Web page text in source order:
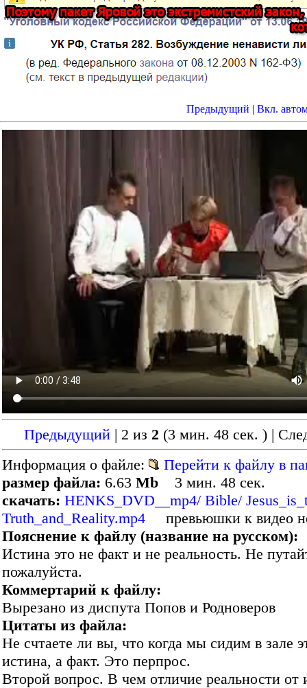
Предыдущий | Вкл.
Предыдущий | 2 из 2 (3 мин. 48 сек. ) |
Информация о файле:
Перейти к файлу в
размер файла: 6.63 Mb 3 мин. 48 сек.
скачать: HENKS_DVD__mp4/ Bible/
Truth_and_Reality.mp4 превьюшки к видео
Пояснение к файлу (название на русском):
Истина это не факт и не реальность. Не
пожалуйста.
Коммертарий к файлу:
Вырезано из диспута Попов и Родноверов
Цитаты из файла:
Не счтаете ли вы, что когда мы сидим в зале
истина, а факт. Это перпрос.
Второй вопрос. В чем отличие реальности от